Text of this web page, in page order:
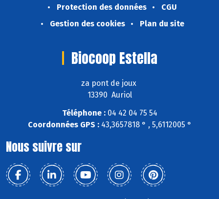
Protection des données
CGU
Gestion des cookies
Plan du site
Biocoop Estella
za pont de joux
13390 Auriol
Téléphone :04 42 04 75 54
Coordonnées GPS :43,3657818 ° , 5,6112005 °
Nous suivre sur